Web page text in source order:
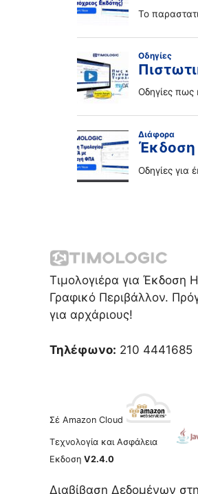
Τιμολογιέρα για Έκδοση
Γραφικό Περιβάλλον.
για αρχάριους!
Τηλέφωνο: 210 4441685
Σέ Amazon Cloud
Τεχνολογία και Ασφάλεια
Εκδοση V2.4.0
Διαβίβαση Δεδομένων